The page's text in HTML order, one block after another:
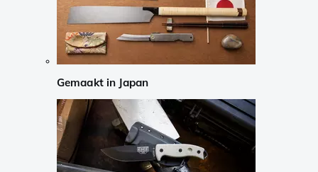
Gemaakt in Japan